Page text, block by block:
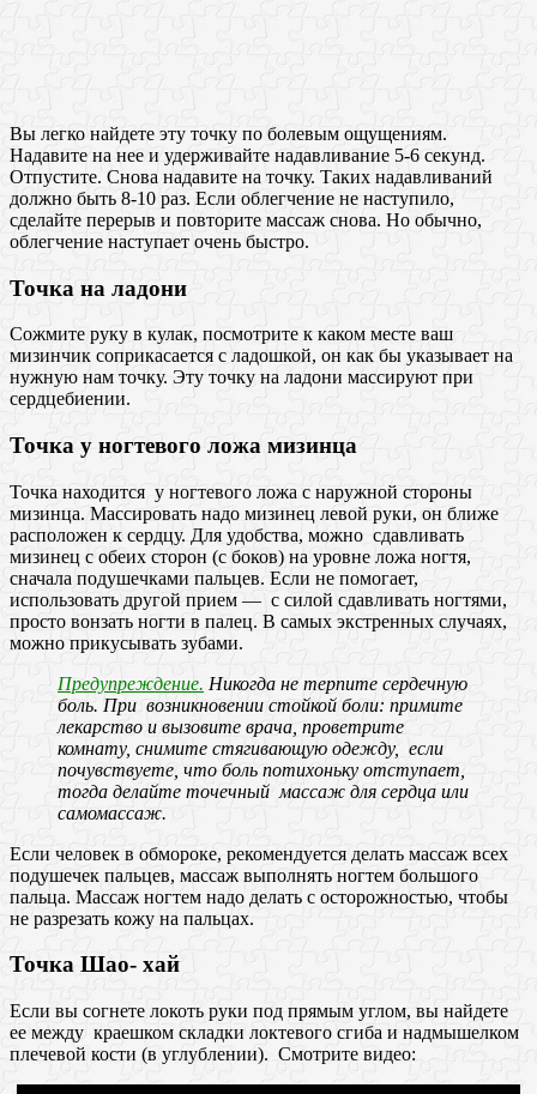
Вы легко найдете эту точку по болевым ощущениям.
Надавите на нее и удерживайте надавливание 5-6 секунд.
Отпустите. Снова надавите на точку. Таких надавливаний
должно быть 8-10 раз. Если облегчение не наступило,
сделайте перерыв и повторите массаж снова. Но обычно,
облегчение наступает очень быстро.
Точка на ладони
Сожмите руку в кулак, посмотрите к каком месте ваш
мизинчик соприкасается с ладошкой, он как бы указывает на
нужную нам точку. Эту точку на ладони массируют при
сердцебиении.
Точка у ногтевого ложа мизинца
Точка находится у ногтевого ложа с наружной стороны
мизинца. Массировать надо мизинец левой руки, он ближе
расположен к сердцу. Для удобства, можно сдавливать
мизинец с обеих сторон (с боков) на уровне ложа ногтя,
сначала подушечками пальцев. Если не помогает,
использовать другой прием — с силой сдавливать ногтями,
просто вонзать ногти в палец. В самых экстренных случаях,
можно прикусывать зубами.
Предупреждение. Никогда не терпите сердечную
боль. При возникновении стойкой боли: примите
лекарство и вызовите врача, проветрите
комнату, снимите стягивающую одежду, если
почувствуете, что боль потихоньку отступает,
тогда делайте точечный массаж для сердца или
самомассаж.
Если человек в обмороке, рекомендуется делать массаж всех
подушечек пальцев, массаж выполнять ногтем большого
пальца. Массаж ногтем надо делать с осторожностью, чтобы
не разрезать кожу на пальцах.
Точка Шао- хай
Если вы согнете локоть руки под прямым углом, вы найдете
ее между краешком складки локтевого сгиба и надмышелком
плечевой кости (в углублении). Смотрите видео: